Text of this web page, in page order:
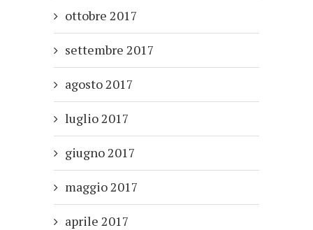
ottobre 2017
settembre 2017
agosto 2017
luglio 2017
giugno 2017
maggio 2017
aprile 2017